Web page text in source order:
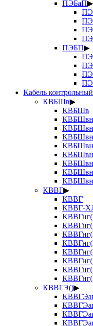
ПЭБаП▶
ПЭБП▶
Кабель контрольный
КВБШв▶
КВБШв
КВВГ▶
КВВГ
КВВГ-
КВВГЭ()▶